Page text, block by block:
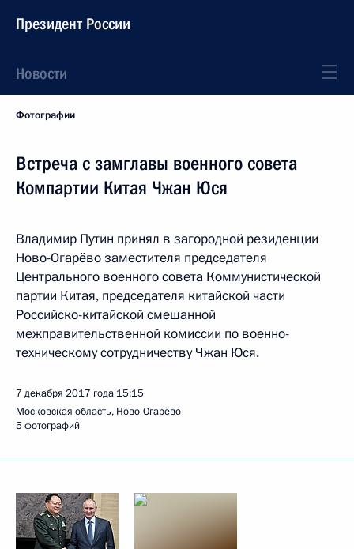
Президент России
Новости
Фотографии
Встреча с замглавы военного совета
Компартии Китая Чжан Юся
Владимир Путин принял в загородной резиденции
Ново-Огарёво заместителя председателя
Центрального военного совета Коммунистической
партии Китая, председателя китайской части
Российско-китайской смешанной
межправительственной комиссии по военно-
техническому сотрудничеству Чжан Юся.
7 декабря 2017 года 15:15
Московская область, Ново-Огарёво
5 фотографий